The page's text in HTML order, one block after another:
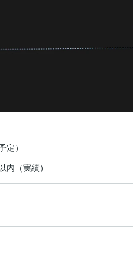
定）
内（実績）